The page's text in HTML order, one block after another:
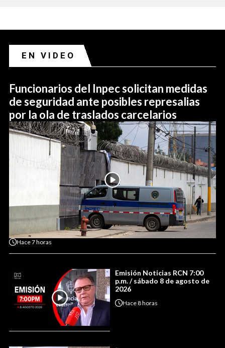
EN VIDEO
Funcionarios del Inpec solicitan medidas
de seguridad ante posibles represalias
por la ola de traslados carcelarios
Hace7 horas
Emisión Noticias RCN 7:00
p.m. / sábado 8 de agosto de
2026
Hace8 horas